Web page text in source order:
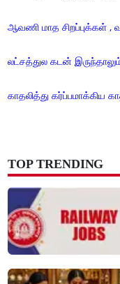
ஆவணி மாத சிறப்புக்கள் ,
லட்சத்துல கடன்
காதலித்து கர்ப்பமாக்கிய
TOP TRENDING